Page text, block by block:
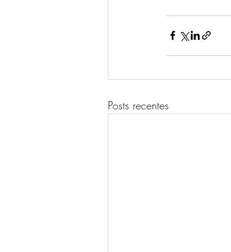
Posts recentes